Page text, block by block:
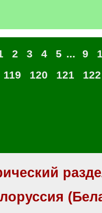
2 3 4 5 ... 9
119 120 121
122